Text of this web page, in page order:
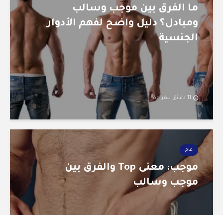
ما الفرق بين موجب وسالب
ومبادل؟ دليل واضح لفهم الأدوار
الجنسية
11 دقائق للقراءة
عام
موجب: معنى Top والفرق بين
موجب وسالب